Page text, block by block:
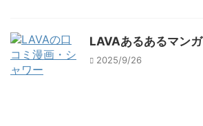
LAVAあるあるマンガ
2025/9/26